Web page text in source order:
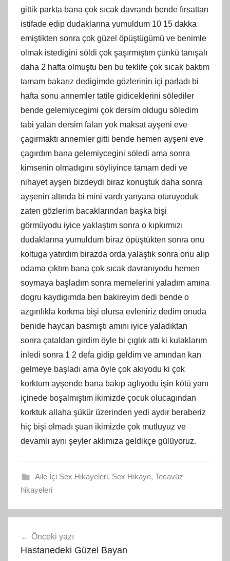
gittik parkta bana çok sıcak davrandı bende fırsattan
istifade edip dudaklarına yumuldum 10 15 dakka
emiştikten sonra çok güzel öpüştügümü ve benimle
olmak istedigini söldi çok şaşırmıştım çünkü tanışalı
daha 2 hafta olmuştu ben bu teklife çok sıcak baktım
tamam bakarız dedigimde gözlerinin içi parladı bi
hafta sonu annemler tatile gidiceklerini sölediler
bende gelemiycegimi çok dersim oldugu söledim
tabi yalan dersim falan yok maksat ayşeni eve
çagırmaktı annemler gitti bende hemen ayşeni eve
çagırdım bana gelemiycegini söledi ama sonra
kimsenin olmadıgını söyliyince tamam dedi ve
nihayet ayşen bizdeydi biraz konuştuk daha sonra
ayşenin altında bi mini vardı yanyana oturuyoduk
zaten gözlerim bacaklarından başka bişi
görmüyodu iyice yaklaştım sonra o kıpkırmızı
dudaklarına yumuldum biraz öpüştükten sonra onu
koltuga yatırdım birazda orda yalaştık sonra onu alıp
odama çıktım bana çok sıcak davranıyodu hemen
soymaya başladım sonra memelerini yaladım amına
dogru kaydıgımda ben bakireyim dedi bende o
azgınlıkla korkma bişi olursa evleniriz dedim onuda
benide haycan basmıştı amını iyice yaladıktan
sonra çataldan girdim öyle bi çıglık attı ki kulaklarım
inledi sonra 1 2 defa gidip geldim ve amından kan
gelmeye başladı ama öyle çok akıyodu ki çok
korktum ayşende bana bakıp aglıyodu işin kötü yanı
içinede boşalmıştım ikimizde çocuk olucagından
korktuk allaha şükür üzerinden yedi aydır beraberiz
hiç bişi olmadı şuan ikimizde çok mutluyuz ve
devamlı aynı şeyler aklımıza geldikçe gülüyoruz.
Aile İçi Sex Hikayeleri, Sex Hikaye, Tecavüz
hikayeleri
gezinmesi
Önceki yazı
Hastanedeki Güzel Bayan